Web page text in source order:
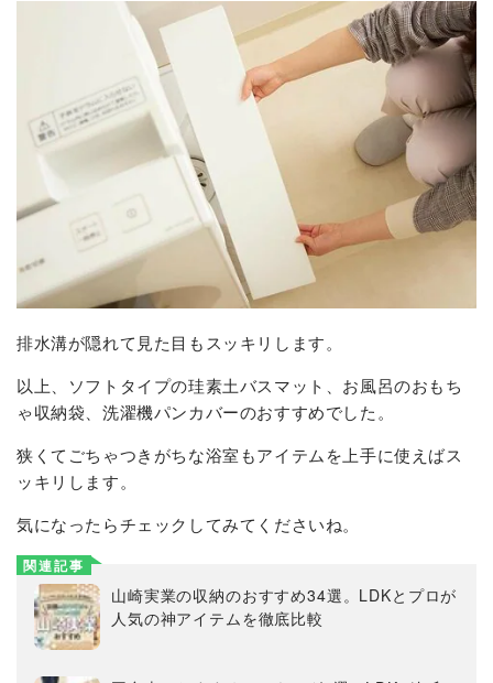
排水溝が隠れて見た目もスッキリします。
以上、ソフトタイプの珪素土バスマット、お風呂のおもち
ゃ収納袋、洗濯機パンカバーのおすすめでした。
狭くてごちゃつきがちな浴室もアイテムを上手に使えばス
ッキリします。
気になったらチェックしてみてくださいね。
関連記事
山崎実業の収納のおすすめ34選。LDKとプロが
人気の神アイテムを徹底比較